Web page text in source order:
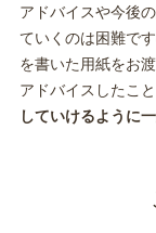
アドバイスや今後
ていくのは困難で
を書いた用紙をお
アドバイスしたこ
していけるように